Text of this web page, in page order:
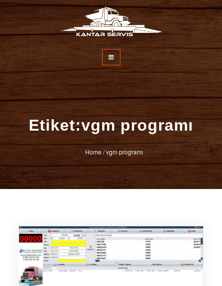
İçeriğe
atla
Kantar Servisi
Etiket:vgm programı
Home/vgm programı